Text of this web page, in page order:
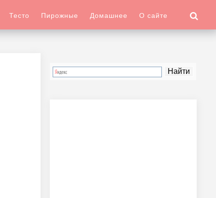
Тесто Пирожные Домашнее О сайте